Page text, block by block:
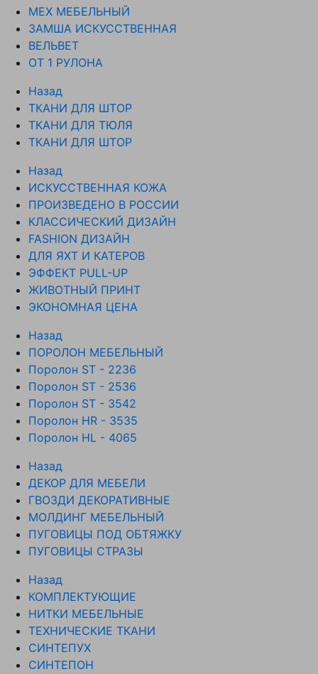
МЕХ МЕБЕЛЬНЫЙ
ЗАМША ИСКУССТВЕННАЯ
ВЕЛЬВЕТ
ОТ 1 РУЛОНА
Назад
ТКАНИ ДЛЯ ШТОР
ТКАНИ ДЛЯ ТЮЛЯ
ТКАНИ ДЛЯ ШТОР
Назад
ИСКУССТВЕННАЯ КОЖА
ПРОИЗВЕДЕНО В РОССИИ
КЛАССИЧЕСКИЙ ДИЗАЙН
FASHION ДИЗАЙН
ДЛЯ ЯХТ И КАТЕРОВ
ЭФФЕКТ PULL-UP
ЖИВОТНЫЙ ПРИНТ
ЭКОНОМНАЯ ЦЕНА
Назад
ПОРОЛОН МЕБЕЛЬНЫЙ
Поролон ST - 2236
Поролон ST - 2536
Поролон ST - 3542
Поролон HR - 3535
Поролон HL - 4065
Назад
ДЕКОР ДЛЯ МЕБЕЛИ
ГВОЗДИ ДЕКОРАТИВНЫЕ
МОЛДИНГ МЕБЕЛЬНЫЙ
ПУГОВИЦЫ ПОД ОБТЯЖКУ
ПУГОВИЦЫ СТРАЗЫ
Назад
КОМПЛЕКТУЮЩИЕ
НИТКИ МЕБЕЛЬНЫЕ
ТЕХНИЧЕСКИЕ ТКАНИ
СИНТЕПУХ
СИНТЕПОН